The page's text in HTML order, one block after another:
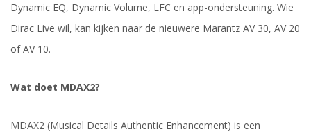
Dynamic EQ, Dynamic Volume, LFC en app-ondersteuning. Wie
Dirac Live wil, kan kijken naar de nieuwere Marantz AV 30, AV 20
of AV 10.
Wat doet MDAX2?
MDAX2 (Musical Details Authentic Enhancement) is een